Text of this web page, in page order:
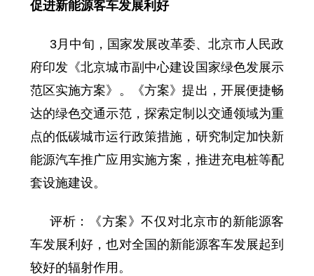
促进新能源客车发展利好
3月中旬，国家发展改革委、北京市人民政
府印发《北京城市副中心建设国家绿色发展示
范区实施方案》。《方案》提出，开展便捷畅
达的绿色交通示范，探索定制以交通领域为重
点的低碳城市运行政策措施，研究制定加快新
能源汽车推广应用实施方案，推进充电桩等配
套设施建设。
评析：《方案》不仅对北京市的新能源客
车发展利好，也对全国的新能源客车发展起到
较好的辐射作用。